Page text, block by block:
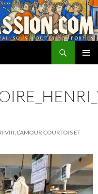
VIII, L’AMOUR COURTOIS ET